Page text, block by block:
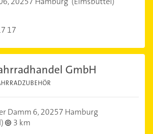
17
GmbH
Damm 6,20257 Hamburg
3 km